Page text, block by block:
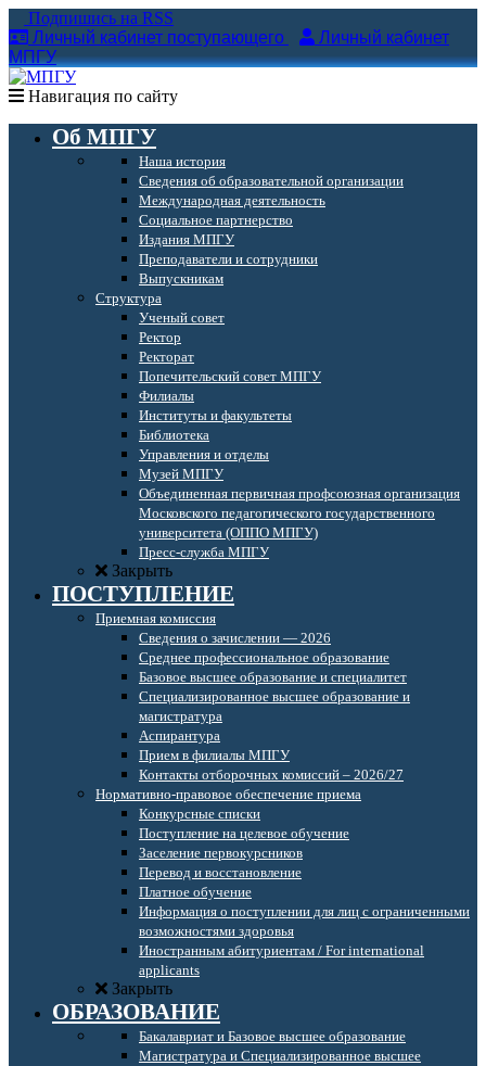
Подпишись на RSS
Личный кабинет поступающего
Личный кабинет
МПГУ
Навигация по сайту
Об МПГУ
Наша история
Сведения об образовательной организации
Международная деятельность
Социальное партнерство
Издания МПГУ
Преподаватели и сотрудники
Выпускникам
Структура
Ученый совет
Ректор
Ректорат
Попечительский совет МПГУ
Филиалы
Институты и факультеты
Библиотека
Управления и отделы
Музей МПГУ
Объединенная первичная профсоюзная организация
Московского педагогического государственного
университета (ОППО МПГУ)
Пресс-служба МПГУ
Закрыть
ПОСТУПЛЕНИЕ
Приемная комиссия
Сведения о зачислении — 2026
Среднее профессиональное образование
Базовое высшее образование и специалитет
Специализированное высшее образование и
магистратура
Аспирантура
Прием в филиалы МПГУ
Контакты отборочных комиссий – 2026/27
Нормативно-правовое обеспечение приема
Конкурсные списки
Поступление на целевое обучение
Заселение первокурсников
Перевод и восстановление
Платное обучение
Информация о поступлении для лиц с ограниченными
возможностями здоровья
Иностранным абитуриентам / For international
applicants
Закрыть
ОБРАЗОВАНИЕ
Бакалавриат и Базовое высшее образование
Магистратура и Специализированное высшее